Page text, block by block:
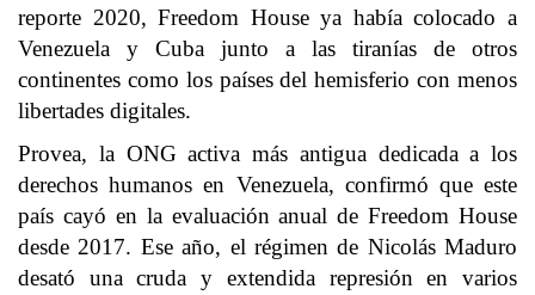
reporte 2020, Freedom House ya había colocado a
Venezuela y Cuba junto a las tiranías de otros
continentes como los países del hemisferio con menos
libertades digitales.
Provea, la ONG activa más antigua dedicada a los
derechos humanos en Venezuela, confirmó que este
país cayó en la evaluación anual de Freedom House
desde 2017. Ese año, el régimen de Nicolás Maduro
desató una cruda y extendida represión en varios